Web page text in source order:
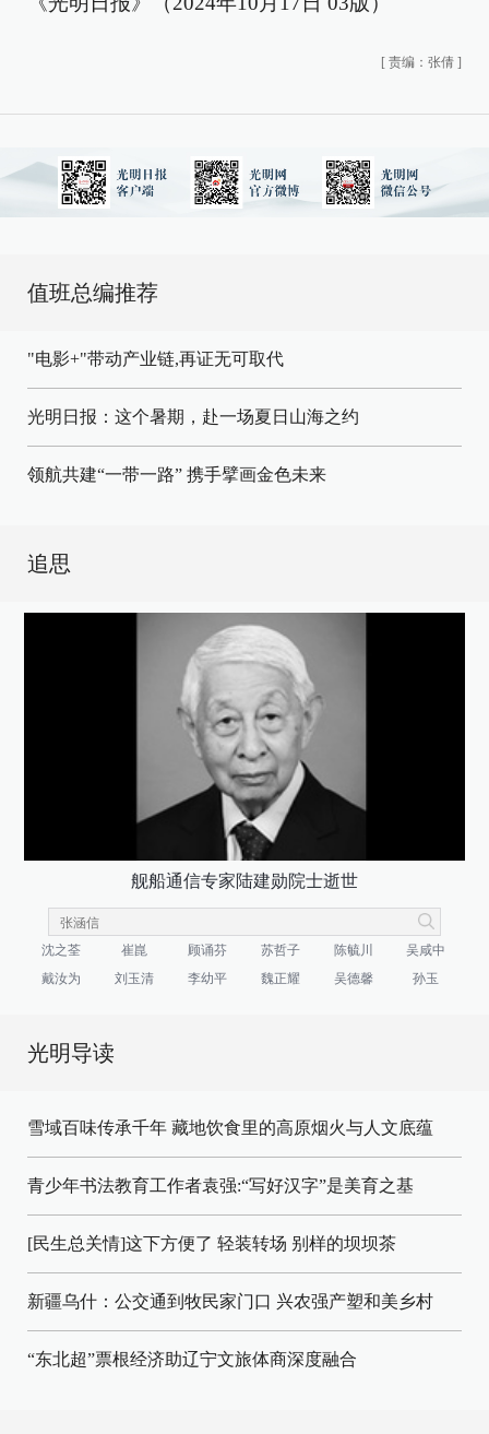
[ 责编：张倩 ]
值班总编推荐
"电影+"带动产业链,再证无可取代
光明日报：这个暑期，赴一场夏日山海之约
领航共建“一带一路” 携手擘画金色未来
追思
舰船通信专家陆建勋院士逝世
沈之荃 崔崑 顾诵芬 苏哲子 陈毓川
吴咸中
戴汝为
刘玉清 李幼平 魏正耀 吴德馨 孙玉
光明导读
雪域百味传承千年 藏地饮食里的高原烟火与人文底蕴
青少年书法教育工作者袁强:“写好汉字”是美育之基
[民生总关情]这下方便了 轻装转场 别样的坝坝茶
新疆乌什：公交通到牧民家门口 兴农强产塑和美乡村
“东北超”票根经济助辽宁文旅体商深度融合